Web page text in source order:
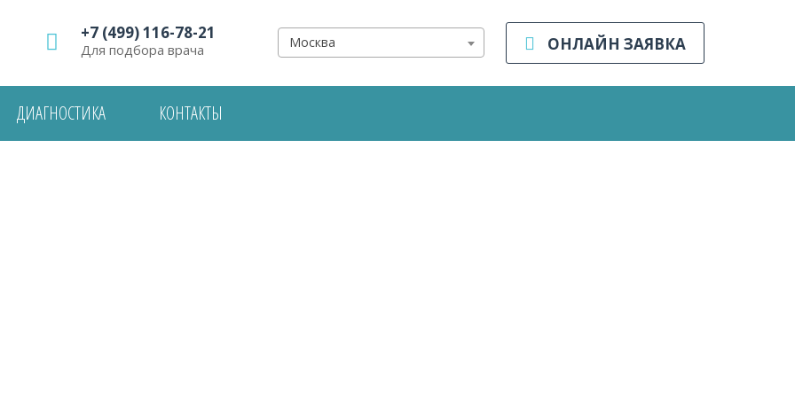
+7 (499) 116-78-21
Для подбора врача Москва ОНЛАЙН ЗАЯВКА
ДИАГНОСТИКА КОНТАКТЫ